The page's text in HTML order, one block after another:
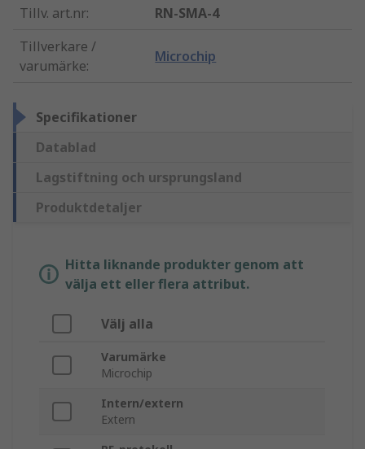
Tillv. art.nr:
RN-SMA-4
Tillverkare /
varumärke:
Microchip
Specifikationer
Datablad
Lagstiftning och ursprungsland
Produktdetaljer
Hitta liknande produkter genom att
välja ett eller flera attribut.
Välj alla
Varumärke
Microchip
Intern/extern
Extern